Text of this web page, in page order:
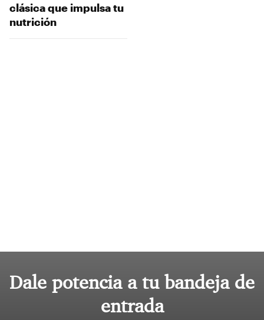
clásica que impulsa tu
nutrición
Dale potencia a tu bandeja de
entrada